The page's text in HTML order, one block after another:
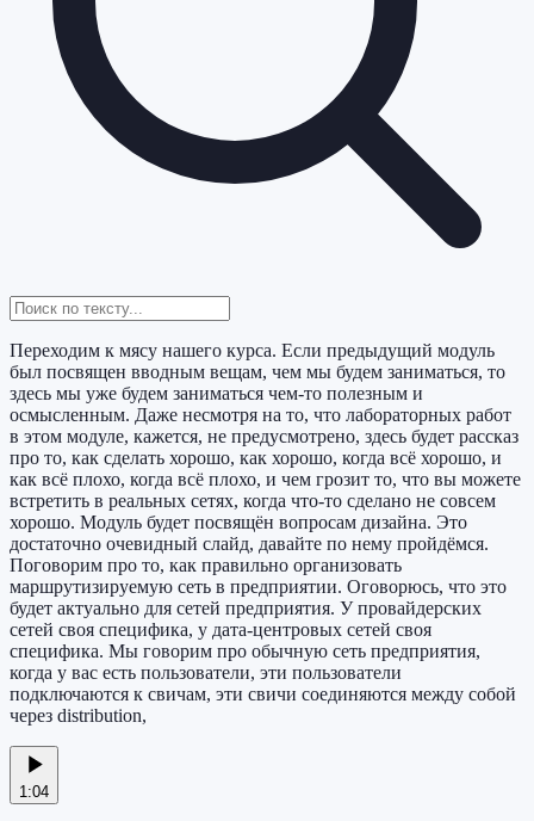
Переходим к мясу нашего курса. Если предыдущий модуль
был посвящен вводным вещам, чем мы будем заниматься, то
здесь мы уже будем заниматься чем-то полезным и
осмысленным. Даже несмотря на то, что лабораторных работ
в этом модуле, кажется, не предусмотрено, здесь будет рассказ
про то, как сделать хорошо, как хорошо, когда всё хорошо, и
как всё плохо, когда всё плохо, и чем грозит то, что вы можете
встретить в реальных сетях, когда что-то сделано не совсем
хорошо. Модуль будет посвящён вопросам дизайна. Это
достаточно очевидный слайд, давайте по нему пройдёмся.
Поговорим про то, как правильно организовать
маршрутизируемую сеть в предприятии. Оговорюсь, что это
будет актуально для сетей предприятия. У провайдерских
сетей своя специфика, у дата-центровых сетей своя
специфика. Мы говорим про обычную сеть предприятия,
когда у вас есть пользователи, эти пользователи
подключаются к свичам, эти свичи соединяются между собой
через distribution,
1:04